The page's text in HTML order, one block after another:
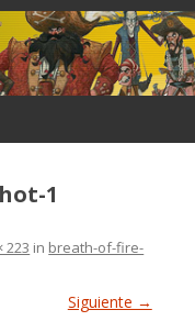
1
223 in breath-of-fire-
Siguiente →